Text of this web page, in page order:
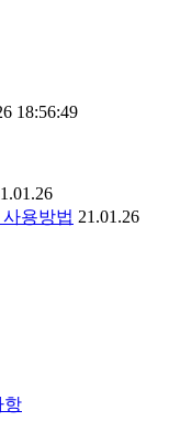
18:56:49
사용방법 21.01.26
항